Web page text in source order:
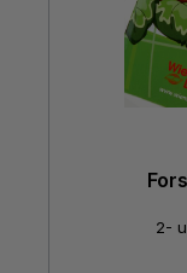
2-